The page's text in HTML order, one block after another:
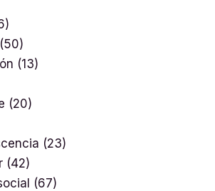
(50)
(13)
(20)
(23)
(42)
(67)